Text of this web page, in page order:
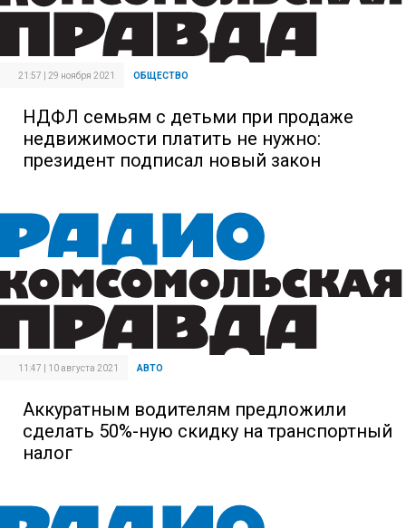
21:57 | 29 ноября 2021 ОБЩЕСТВО
НДФЛ семьям с детьми при продаже
недвижимости платить не нужно:
президент подписал новый закон
11:47 | 10 августа 2021 АВТО
Аккуратным водителям предложили
сделать 50%-ную скидку на транспортный
налог